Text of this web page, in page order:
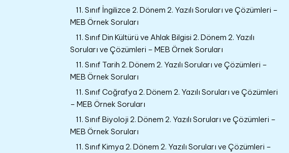
11. Sınıf İngilizce 2. Dönem 2. Yazılı Soruları ve Çözümleri –
MEB Örnek Soruları
11. Sınıf Din Kültürü ve Ahlak Bilgisi 2. Dönem 2. Yazılı
Soruları ve Çözümleri – MEB Örnek Soruları
11. Sınıf Tarih 2. Dönem 2. Yazılı Soruları ve Çözümleri –
MEB Örnek Soruları
11. Sınıf Coğrafya 2. Dönem 2. Yazılı Soruları ve Çözümleri
– MEB Örnek Soruları
11. Sınıf Biyoloji 2. Dönem 2. Yazılı Soruları ve Çözümleri –
MEB Örnek Soruları
11. Sınıf Kimya 2. Dönem 2. Yazılı Soruları ve Çözümleri –